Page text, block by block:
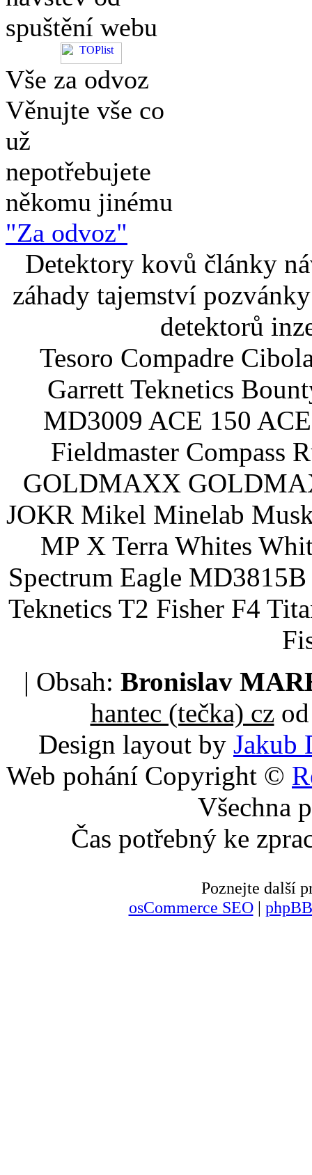
spuštění webu
Vše za odvoz
Věnujte vše co
už
nepotřebujete
někomu jinému
"Za odvoz"
Detektory kovů články
záhady tajemství
detektorů
Tesoro Compadre
Garrett Teknetics
MD3009 ACE 150
Fieldmaster Compass
GOLDMAXX
JOKR Mikel Minelab
MP X Terra Whites
Spectrum Eagle
Teknetics T2 Fisher F4
| Obsah: Bronislav
hantec (tečka) czod
Design layout by Jakub
Web pohání Copyright ©
Všechna
Čas potřebný ke
Poznejte další
osCommerce SEO|